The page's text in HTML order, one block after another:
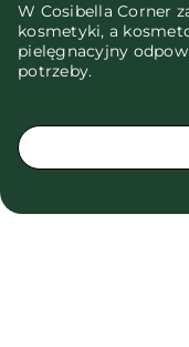
W Cosibella Corner
kosmetyki, a
pielęgnacyjny
potrzeby.